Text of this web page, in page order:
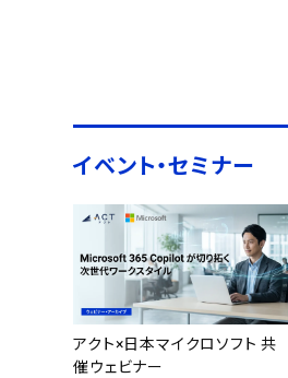
イベント・セミナー
アクト×日本マイクロソフト 共
催ウェビナー